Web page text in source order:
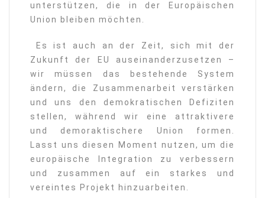
unterstützen, die in der Europäischen
Union bleiben möchten.
Es ist auch an der Zeit, sich mit der
Zukunft der EU auseinanderzusetzen –
wir müssen das bestehende System
ändern, die Zusammenarbeit verstärken
und uns den demokratischen Defiziten
stellen, während wir eine attraktivere
und demoraktischere Union formen.
Lasst uns diesen Moment nutzen, um die
europäische Integration zu verbessern
und zusammen auf ein starkes und
vereintes Projekt hinzuarbeiten.